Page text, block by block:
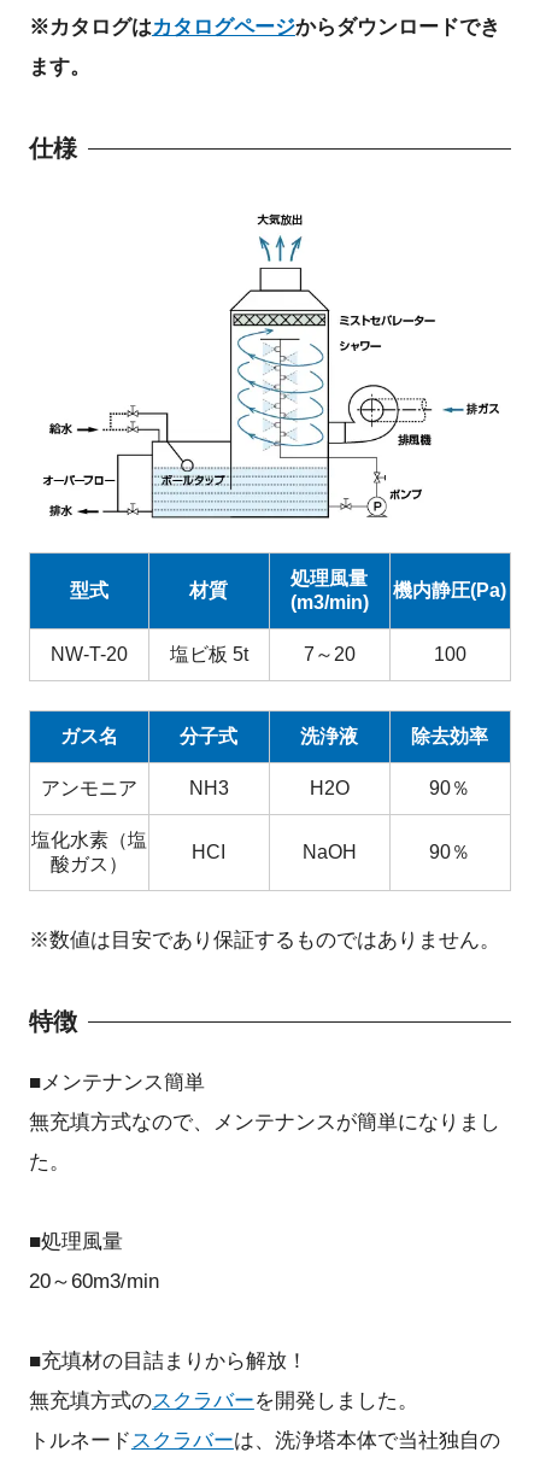
※カタログはカタログページからダウンロードでき
ます。
仕様
型式 材質
処理風量
(m3/min)
機内静圧(Pa)
NW-T-20 塩ビ板 5t 7～20 100
ガス名 分子式 洗浄液 除去効率
アンモニア NH3 H2O 90％
塩化水素（塩
酸ガス）
HCI NaOH 90％
※数値は目安であり保証するものではありません。
特徴
■メンテナンス簡単
無充填方式なので、メンテナンスが簡単になりまし
た。
■処理風量
20～60m3/min
■充填材の目詰まりから解放！
無充填方式のスクラバーを開発しました。
トルネード スクラバーは、洗浄塔本体で当社独自の